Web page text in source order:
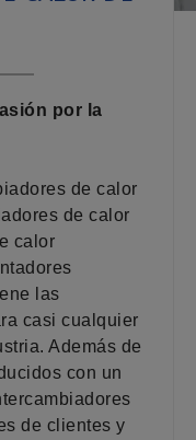
por la
de calor
de calor
calor
las
casi cualquier
Además de
con un
de clientes y